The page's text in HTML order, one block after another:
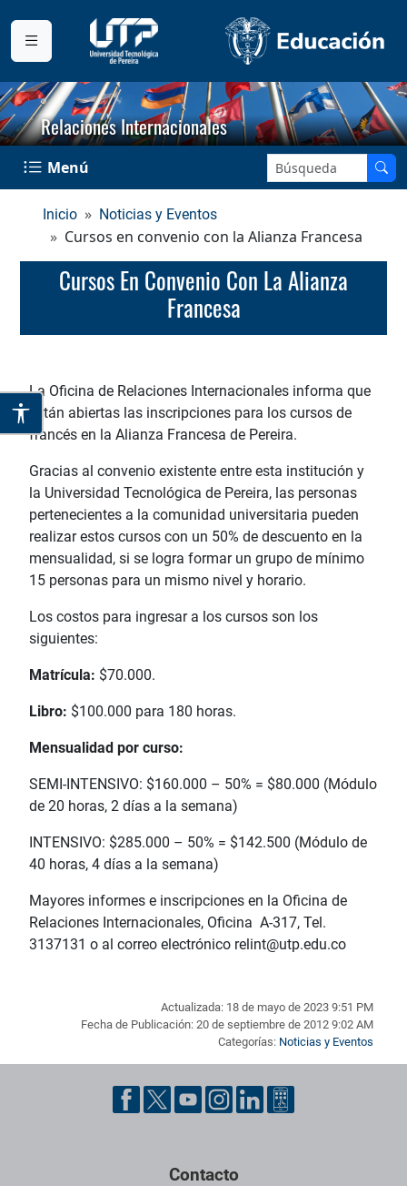
Relaciones Internacionales
Menú Buscar en el sitio:
Inicio Noticias y Eventos
Cursos en convenio con la Alianza Francesa
Cursos En Convenio Con La Alianza
Francesa
La Oficina de Relaciones Internacionales informa que
están abiertas las inscripciones para los cursos de
francés en la Alianza Francesa de Pereira.
Gracias al convenio existente entre esta institución y
la Universidad Tecnológica de Pereira, las personas
pertenecientes a la comunidad universitaria pueden
realizar estos cursos con un 50% de descuento en la
mensualidad, si se logra formar un grupo de mínimo
15 personas para un mismo nivel y horario.
Los costos para ingresar a los cursos son los
siguientes:
Matrícula: $70.000.
Libro: $100.000 para 180 horas.
Mensualidad por curso:
SEMI-INTENSIVO: $160.000 – 50% = $80.000 (Módulo
de 20 horas, 2 días a la semana)
INTENSIVO: $285.000 – 50% = $142.500 (Módulo de
40 horas, 4 días a la semana)
Mayores informes e inscripciones en la Oficina de
Relaciones Internacionales, Oficina A-317, Tel.
3137131 o al correo electrónico relint@utp.edu.co
Actualizada: 18 de mayo de 2023 9:51 PM
Fecha de Publicación: 20 de septiembre de 2012 9:02 AM
Categorías: Noticias y Eventos
Pie de página con información de contacto, redes sociales y
Contacto